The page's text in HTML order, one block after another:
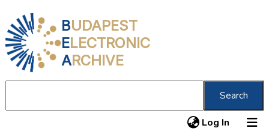
BUDAPEST
ELECTRONIC
ARCHIVE
Search
Log In (current)